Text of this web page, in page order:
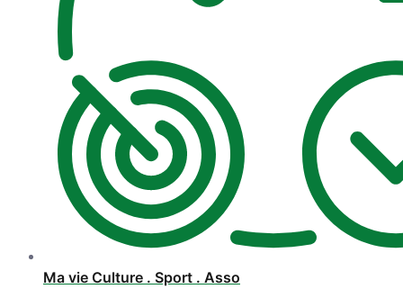
Ma vie Culture . Sport . Asso